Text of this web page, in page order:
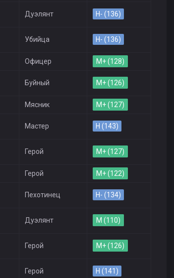
Дуэлянт H- (136)
Убийца H- (136)
Офицер M+ (128)
Буйный M+ (126)
Мясник M+ (127)
Мастер H (143)
Герой M+ (127)
Герой M+ (122)
Пехотинец H- (134)
Дуэлянт M (110)
Герой M+ (126)
Герой H (141)